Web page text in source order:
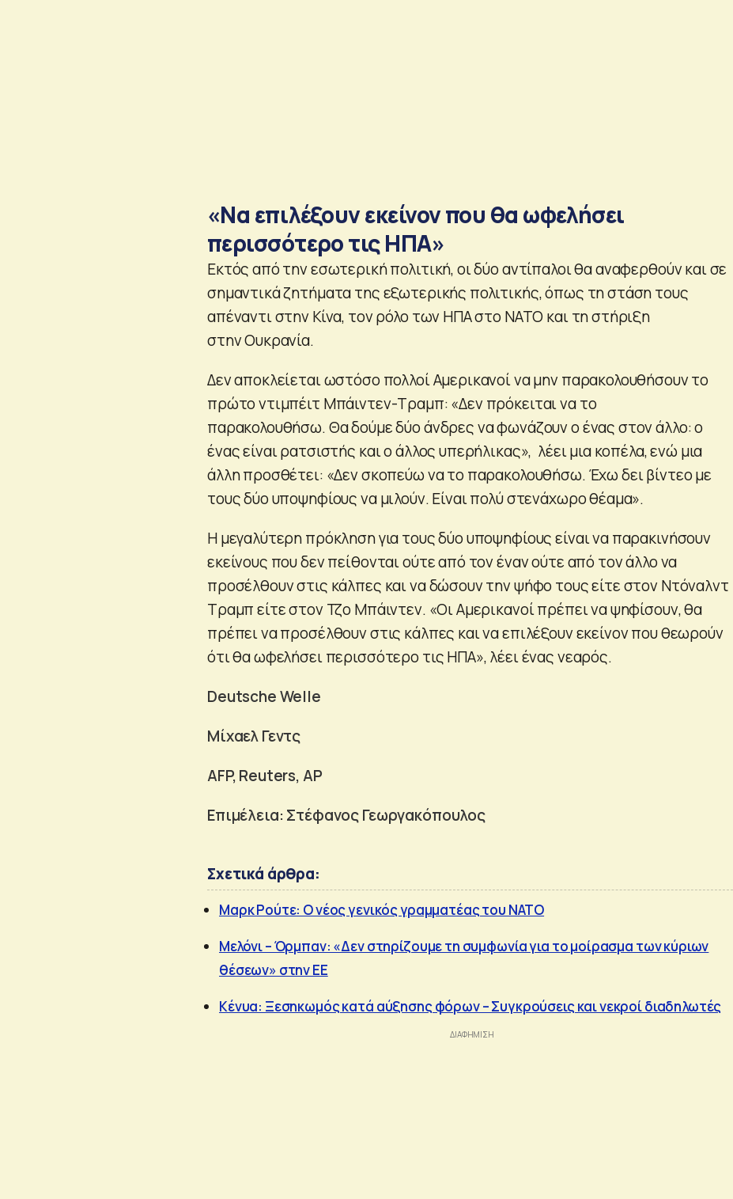
«Να επιλέξουν εκείνον που θα ωφελήσει
περισσότερο τις ΗΠΑ»
Εκτός από την εσωτερική πολιτική, οι δύο αντίπαλοι θα αναφερθούν και σε
σημαντικά ζητήματα της εξωτερικής πολιτικής, όπως τη στάση τους
απέναντι στην Κίνα, τον ρόλο των ΗΠΑ στο ΝΑΤΟ και τη στήριξη
στην Ουκρανία.
Δεν αποκλείεται ωστόσο πολλοί Αμερικανοί να μην παρακολουθήσουν το
πρώτο ντιμπέιτ Μπάιντεν-Τραμπ: «Δεν πρόκειται να το
παρακολουθήσω. Θα δούμε δύο άνδρες να φωνάζουν ο ένας στον άλλο: ο
ένας είναι ρατσιστής και ο άλλος υπερήλικας», λέει μια κοπέλα, ενώ μια
άλλη προσθέτει: «Δεν σκοπεύω να το παρακολουθήσω. Έχω δει βίντεο με
τους δύο υποψηφίους να μιλούν. Είναι πολύ στενάχωρο θέαμα».
Η μεγαλύτερη πρόκληση για τους δύο υποψηφίους είναι να παρακινήσουν
εκείνους που δεν πείθονται ούτε από τον έναν ούτε από τον άλλο να
προσέλθουν στις κάλπες και να δώσουν την ψήφο τους είτε στον Ντόναλντ
Τραμπ είτε στον Τζο Μπάιντεν. «Οι Αμερικανοί πρέπει να ψηφίσουν, θα
πρέπει να προσέλθουν στις κάλπες και να επιλέξουν εκείνον που θεωρούν
ότι θα ωφελήσει περισσότερο τις ΗΠΑ», λέει ένας νεαρός.
Deutsche Welle
Μίχαελ Γεντς
AFP, Reuters, AP
Επιμέλεια: Στέφανος Γεωργακόπουλος
Σχετικά άρθρα:
Mαρκ Ρούτε: O νέος γενικός γραμματέας του ΝΑΤΟ
Μελόνι – Όρμπαν: «Δεν στηρίζουμε τη συμφωνία για το μοίρασμα των κύριων
θέσεων» στην ΕΕ
Κένυα: Ξεσηκωμός κατά αύξησης φόρων – Συγκρούσεις και νεκροί διαδηλωτές